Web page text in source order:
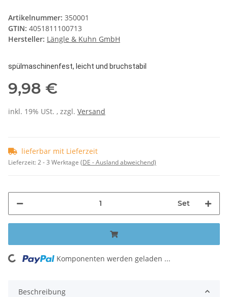
Artikelnummer: 350001
GTIN: 4051811100713
Hersteller: Längle & Kuhn GmbH
spülmaschinenfest, leicht und bruchstabil
9,98 €
inkl. 19% USt. , zzgl. Versand
lieferbar mit Lieferzeit
Lieferzeit:2 - 3 Werktage (DE - Ausland abweichend)
Set
Loading... Komponenten werden geladen ...
Beschreibung